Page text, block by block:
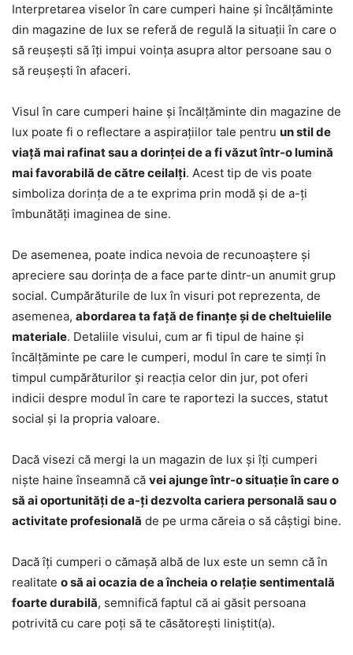
Interpretarea viselor în care cumperi haine și încălțăminte
din magazine de lux se referă de regulă la situații în care o
să reușești să îți impui voința asupra altor persoane sau o
să reușești în afaceri.
Visul în care cumperi haine și încălțăminte din magazine de
lux poate fi o reflectare a aspirațiilor tale pentru un stil de
viață mai rafinat sau a dorinței de a fi văzut într-o lumină
mai favorabilă de către ceilalți. Acest tip de vis poate
simboliza dorința de a te exprima prin modă și de a-ți
îmbunătăți imaginea de sine.
De asemenea, poate indica nevoia de recunoaștere și
apreciere sau dorința de a face parte dintr-un anumit grup
social. Cumpărăturile de lux în visuri pot reprezenta, de
asemenea, abordarea ta față de finanțe și de cheltuielile
materiale. Detaliile visului, cum ar fi tipul de haine și
încălțăminte pe care le cumperi, modul în care te simți în
timpul cumpărăturilor și reacția celor din jur, pot oferi
indicii despre modul în care te raportezi la succes, statut
social și la propria valoare.
Dacă visezi că mergi la un magazin de lux și îți cumperi
niște haine înseamnă că vei ajunge într-o situație în care o
să ai oportunități de a-ți dezvolta cariera personală sau o
activitate profesională de pe urma căreia o să câștigi bine.
Dacă îți cumperi o cămașă albă de lux este un semn că în
realitate o să ai ocazia de a încheia o relație sentimentală
foarte durabilă, semnifică faptul că ai găsit persoana
potrivită cu care poți să te căsătorești liniștit(a).